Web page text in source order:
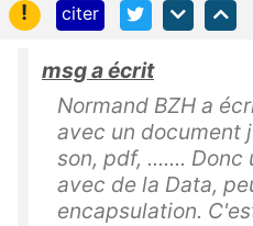
!
citer
msg a écrit
Normand BZH a
avec un document
son, pdf, ....... Donc
avec de la Data,
encapsulation.